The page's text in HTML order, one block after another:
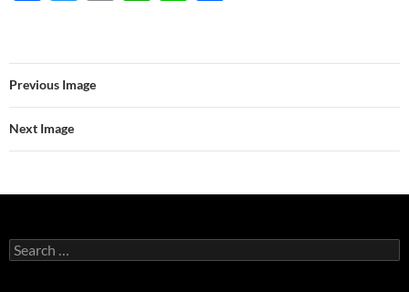
b
o
o
k
er
s
A
p
e
Previous Image
Next Image
Search
for: